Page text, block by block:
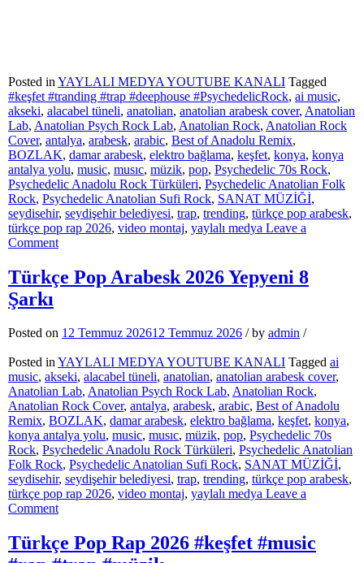
Posted in YAYLALI MEDYA YOUTUBE KANALI Tagged
#keşfet #tranding #trap #deephouse #PsychedelicRock, ai music,
akseki, alacabel tüneli, anatolian, anatolian arabesk cover, Anatolian
Lab, Anatolian Psych Rock Lab, Anatolian Rock, Anatolian Rock
Cover, antalya, arabesk, arabic, Best of Anadolu Remix,
BOZLAK, damar arabesk, elektro bağlama, keşfet, konya, konya
antalya yolu, music, musıc, müzik, pop, Psychedelic 70s Rock,
Psychedelic Anadolu Rock Türküleri, Psychedelic Anatolian Folk
Rock, Psychedelic Anatolian Sufi Rock, SANAT MÜZİĞİ,
seydisehir, seydişehir belediyesi, trap, trending, türkçe pop arabesk,
türkçe pop rap 2026, video montaj, yaylalı medya Leave a
Commenton
Kabrime
Gel
Arabesk
#keşfet
#tranding
#trap
#deephouse
#PsychedelicRock
Türkçe Pop Arabesk 2026 Yepyeni 8
Şarkı
Posted on 12 Temmuz 202612 Temmuz 2026 /by admin /
Posted inYAYLALI MEDYA YOUTUBE KANALI Tagged ai
music, akseki, alacabel tüneli, anatolian, anatolian arabesk cover,
Anatolian Lab, Anatolian Psych Rock Lab, Anatolian Rock,
Anatolian Rock Cover, antalya, arabesk, arabic, Best of Anadolu
Remix, BOZLAK, damar arabesk, elektro bağlama, keşfet, konya,
konya antalya yolu, music, musıc, müzik, pop, Psychedelic 70s
Rock, Psychedelic Anadolu Rock Türküleri, Psychedelic Anatolian
Folk Rock, Psychedelic Anatolian Sufi Rock, SANAT MÜZİĞİ,
seydisehir, seydişehir belediyesi, trap, trending, türkçe pop arabesk,
türkçe pop rap 2026, video montaj, yaylalı medya Leave a
Commenton
Pop
Arabesk
Türkçe Pop Rap 2026 #keşfet #music